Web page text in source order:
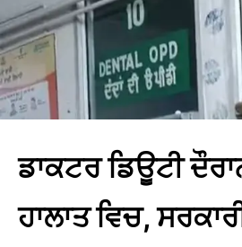
ਡਾਕਟਰ ਡਿਊਟੀ
ਹਾਲਾਤ ਵਿਚ,